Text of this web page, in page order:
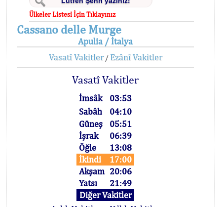
Ülkeler Listesi İçin Tıklayınız
Cassano delle Murge
Apulia / İtalya
Vasatî Vakitler/ Ezânî Vakitler
Vasatî Vakitler
İmsâk
03:53
Sabâh
04:10
Güneş
05:51
İşrak
06:39
Öğle
13:08
İkindi
17:00
Akşam 20:06
Yatsı
21:49
Diğer Vakitler